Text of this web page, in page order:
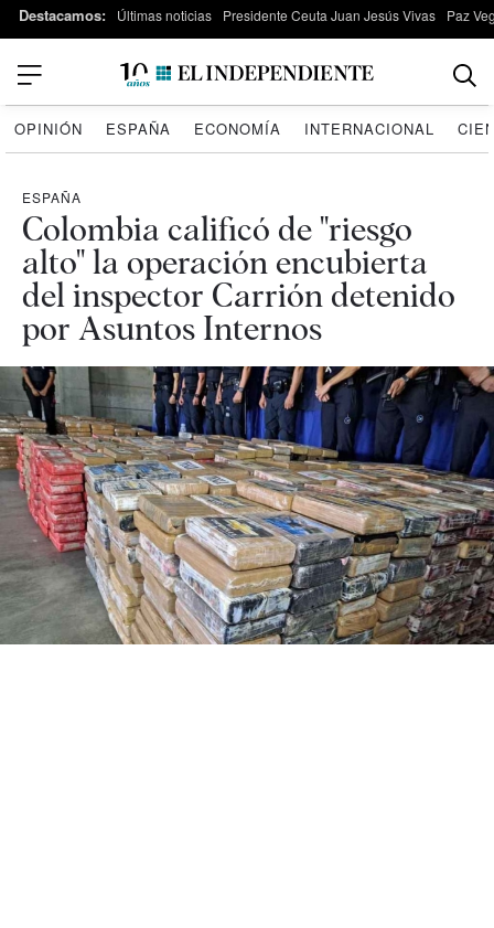
Destacamos: Últimas noticias Presidente Ceuta Juan Jesús Vivas Paz
OPINIÓN ESPAÑA ECONOMÍA INTERNACIONAL
ESPAÑA
Colombia calificó de "riesgo
alto" la operación encubierta
del inspector Carrión detenido
por Asuntos Internos